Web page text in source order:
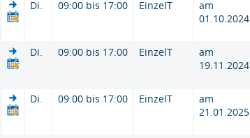
Di. 09:00 bis 17:00 EinzelT
am
01.10.2024
Di. 09:00 bis 17:00 EinzelT
am
19.11.2024
Di. 09:00 bis 17:00 EinzelT
am
21.01.2025